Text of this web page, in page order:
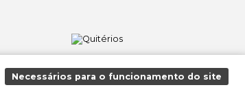
Necessários para o funcionamento do site